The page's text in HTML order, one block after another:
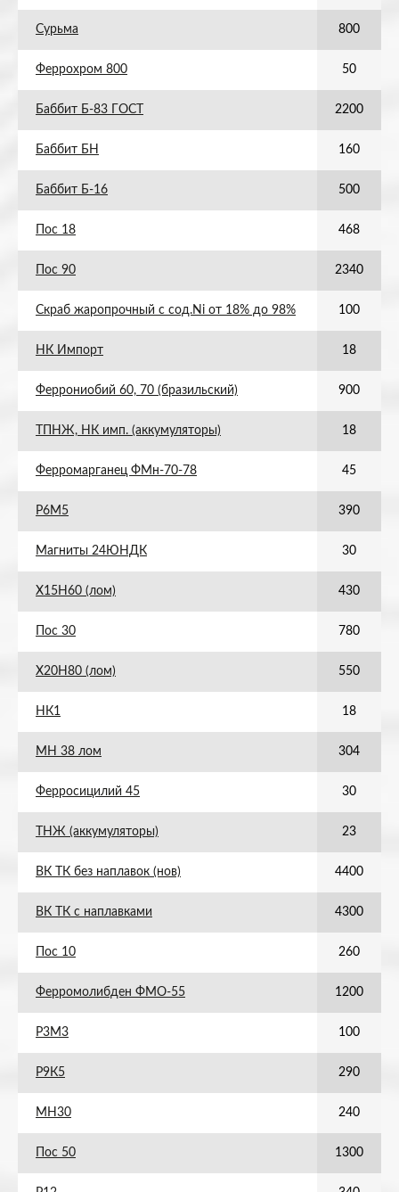
Сурьма 800
Феррохром 800 50
Баббит Б-83 ГОСТ 2200
Баббит БН 160
Баббит Б-16 500
Пос 18 468
Пос 90 2340
Скраб жаропрочный с сод.Ni от 18% до 98% 100
НК Импорт 18
Феррониобий 60, 70 (бразильский) 900
ТПНЖ, НК имп. (аккумуляторы) 18
Ферромарганец ФМн-70-78 45
Р6М5 390
Магниты 24ЮНДК 30
Х15Н60 (лом) 430
Пос 30 780
Х20Н80 (лом) 550
НК1 18
МН 38 лом 304
Ферросицилий 45 30
ТНЖ (аккумуляторы) 23
ВК ТК без наплавок (нов) 4400
ВК ТК с наплавками 4300
Пос 10 260
Ферромолибден ФМО-55 1200
Р3М3 100
Р9К5 290
МН30 240
Пос 50 1300